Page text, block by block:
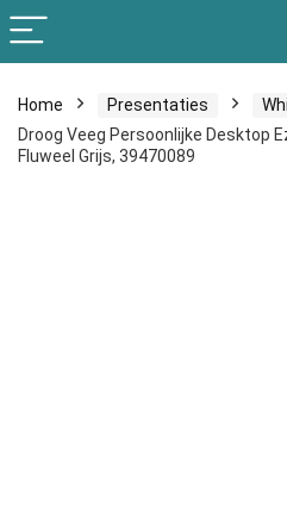
Home Presentaties
Droog Veeg Persoonlijke Desktop
Fluweel Grijs, 39470089